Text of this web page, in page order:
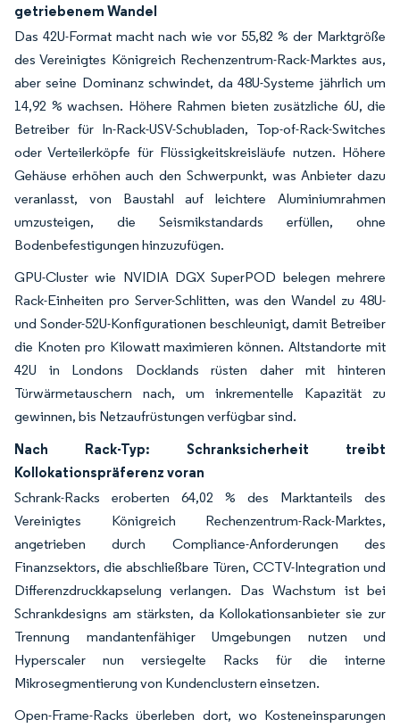
getriebenem Wandel
Das 42U-Format macht nach wie vor 55,82 % der Marktgröße
des Vereinigtes Königreich Rechenzentrum-Rack-Marktes aus,
aber seine Dominanz schwindet, da 48U-Systeme jährlich um
14,92 % wachsen. Höhere Rahmen bieten zusätzliche 6U, die
Betreiber für In-Rack-USV-Schubladen, Top-of-Rack-Switches
oder Verteilerköpfe für Flüssigkeitskreisläufe nutzen. Höhere
Gehäuse erhöhen auch den Schwerpunkt, was Anbieter dazu
veranlasst, von Baustahl auf leichtere Aluminiumrahmen
umzusteigen, die Seismikstandards erfüllen, ohne
Bodenbefestigungen hinzuzufügen.
GPU-Cluster wie NVIDIA DGX SuperPOD belegen mehrere
Rack-Einheiten pro Server-Schlitten, was den Wandel zu 48U-
und Sonder-52U-Konfigurationen beschleunigt, damit Betreiber
die Knoten pro Kilowatt maximieren können. Altstandorte mit
42U in Londons Docklands rüsten daher mit hinteren
Türwärmetauschern nach, um inkrementelle Kapazität zu
gewinnen, bis Netzaufrüstungen verfügbar sind.
Nach Rack-Typ: Schranksicherheit treibt
Kollokationspräferenz voran
Schrank-Racks eroberten 64,02 % des Marktanteils des
Vereinigtes Königreich Rechenzentrum-Rack-Marktes,
angetrieben durch Compliance-Anforderungen des
Finanzsektors, die abschließbare Türen, CCTV-Integration und
Differenzdruckkapselung verlangen. Das Wachstum ist bei
Schrankdesigns am stärksten, da Kollokationsanbieter sie zur
Trennung mandantenfähiger Umgebungen nutzen und
Hyperscaler nun versiegelte Racks für die interne
Mikrosegmentierung von Kundenclustern einsetzen.
Open-Frame-Racks überleben dort, wo Kosteneinsparungen